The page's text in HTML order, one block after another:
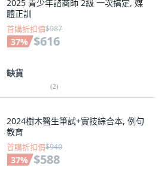
2025 青少年諮商師 2級 一次搞定, 媒
體正訓
首購折扣價$987
37% $616
缺貨
(2)
2024樹木醫生筆試+實技綜合本, 例句
教育
首購折扣價$940
37% $588